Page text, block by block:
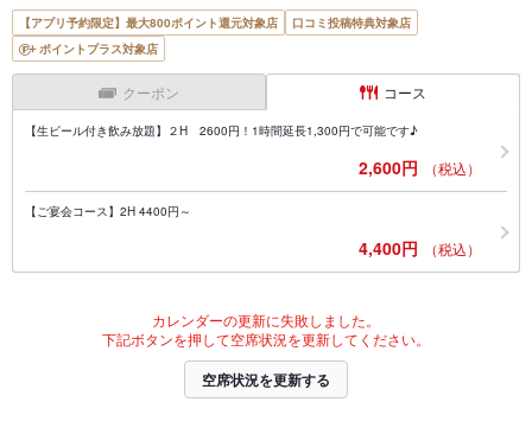
【アプリ予約限定】最大800ポイント還元対象店
口コミ投稿特典対象店
ポイントプラス対象店
クーポン コース
【生ビール付き飲み放題】２H 2600円！1時間延長1,300円で可能です♪
2,600円 （税込）
【ご宴会コース】2H 4400円～
4,400円 （税込）
カレンダーの更新に失敗しました。
下記ボタンを押して空席状況を更新してください。
空席状況を更新する